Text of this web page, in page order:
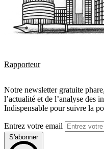
Rapporteur
Notre newsletter gratuite
l’actualité et de l’analyse des
Indispensable pour suivre la
Entrez votre email
S'abonner